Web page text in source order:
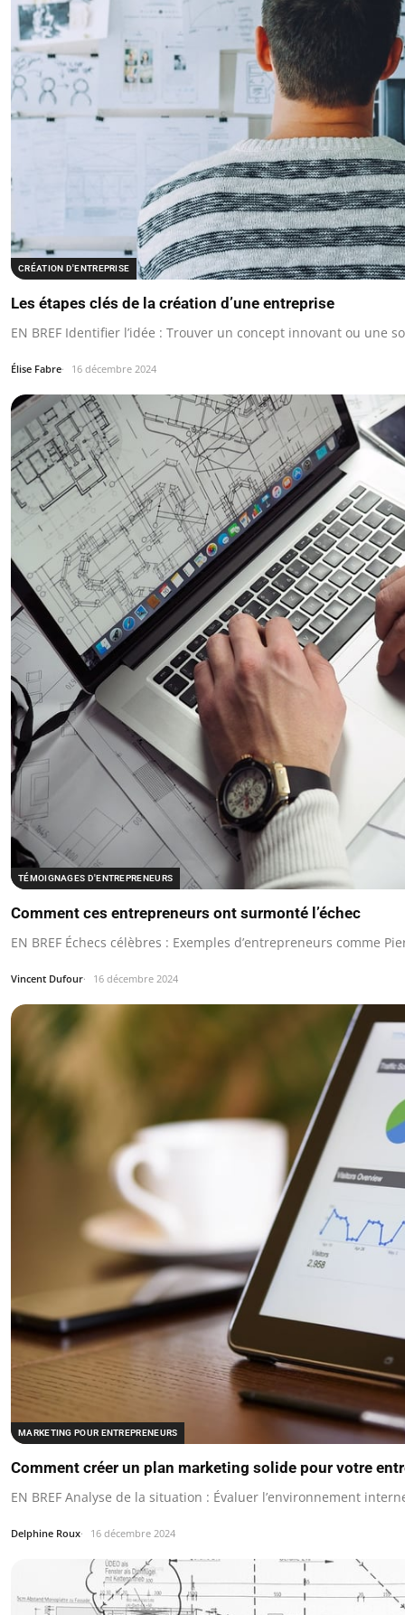
CRÉATION D'ENTREPRISE
Les étapes clés de la création d’une entreprise
EN BREF Identifier l’idée : Trouver un concept innovant ou une
Élise Fabre 16 décembre 2024
TÉMOIGNAGES D'ENTREPRENEURS
Comment ces entrepreneurs ont surmonté l’échec
EN BREF Échecs célèbres : Exemples d’entrepreneurs comme
Vincent Dufour 16 décembre 2024
MARKETING POUR ENTREPRENEURS
Comment créer un plan marketing solide pour votre
EN BREF Analyse de la situation : Évaluer l’environnement
Delphine Roux 16 décembre 2024